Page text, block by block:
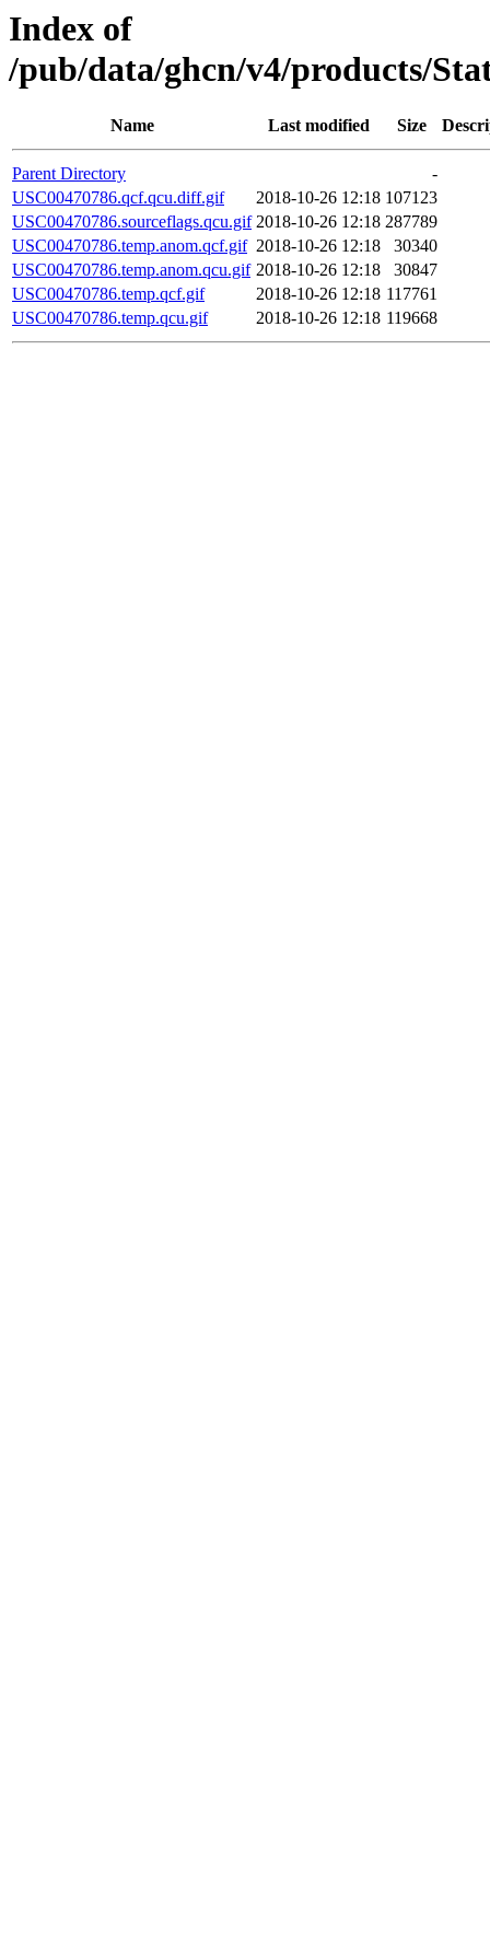
Index of
/pub/data/ghcn/v4/products/
Name Last modified Size
Parent Directory
-
USC00470786.qcf.qcu.diff.gif
2018-10-26 12:18 107123
USC00470786.sourceflags.qcu.gif 2018-10-26 12:18 287789
USC00470786.temp.anom.qcf.gif 2018-10-26 12:18
30340
USC00470786.temp.anom.qcu.gif 2018-10-26 12:18
30847
USC00470786.temp.qcf.gif
2018-10-26 12:18 117761
USC00470786.temp.qcu.gif
2018-10-26 12:18 119668